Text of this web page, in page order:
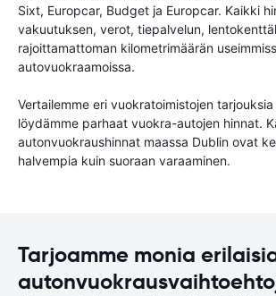
Sixt, Europcar, Budget ja Europcar. Kaikki
vakuutuksen, verot, tiepalvelun,
rajoittamattoman kilometrimäärän
autovuokraamoissa.
Vertailemme eri vuokratoimistojen
löydämme parhaat vuokra-autojen hinnat.
autonvuokraushinnat maassa Dublin ovat
halvempia kuin suoraan varaaminen.
Tarjoamme monia